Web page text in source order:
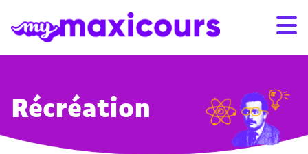
S'ABONNER CONNEXION
Récréation